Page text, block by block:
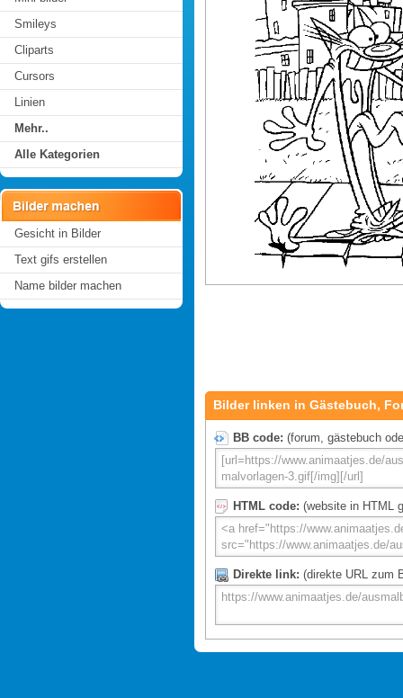
Smileys
Cliparts
Cursors
Linien
Mehr..
Alle Kategorien
Gesicht in Bilder
Text gifs erstellen
Name bilder machen
Bilder linken in Gästebuch,
BB code: (forum, gästebuch
HTML code: (website in HTML
Direkte link: (direkte URL zum